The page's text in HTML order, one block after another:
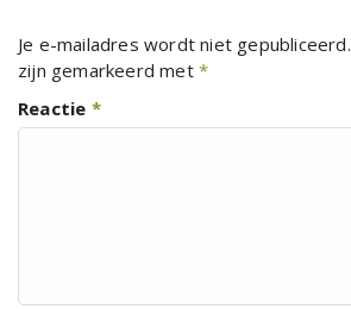
Je e-mailadres wordt niet gepubliceerd.
zijn gemarkeerd met *
Reactie *